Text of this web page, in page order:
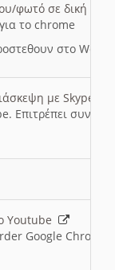
φωτό σε δική
το chrome
στο Word
με Skype
Επιτρέπει
Youtube
Google Chrome